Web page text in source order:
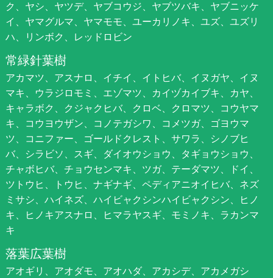
ク、ヤシ、ヤツデ、ヤブコウジ、ヤブツバキ、ヤブニッケ
イ、ヤマグルマ、ヤマモモ、ユーカリノキ、ユズ、ユズリ
ハ、リンボク、レッドロビン
常緑針葉樹
アカマツ、アスナロ、イチイ、イトヒバ、イヌガヤ、イヌ
マキ、ウラジロモミ、エゾマツ、カイヅカイブキ、カヤ、
キャラボク、クジャクヒバ、クロベ、クロマツ、コウヤマ
キ、コウヨウザン、コノテガシワ、コメツガ、ゴヨウマ
ツ、コニファー、ゴールドクレスト、サワラ、シノブヒ
バ、シラビソ、スギ、ダイオウショウ、タギョウショウ、
チャボヒバ、チョウセンマキ、ツガ、テーダマツ、ドイ、
ツトウヒ、トウヒ、ナギナギ、ペディアニオイヒバ、ネズ
ミサシ、ハイネズ、ハイビャクシンハイビャクシン、ヒノ
キ、ヒノキアスナロ、ヒマラヤスギ、モミノキ、ラカンマ
キ
落葉広葉樹
アオギリ、アオダモ、アオハダ、アカシデ、アカメガシ